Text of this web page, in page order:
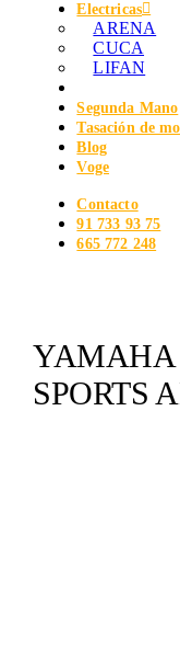
Electricas
ARENA
CUCA
LIFAN
Segunda Mano
Tasación de
Blog
Voge
Contacto
91 733 93 75
665 772 248
YAMAHA
SPORTS